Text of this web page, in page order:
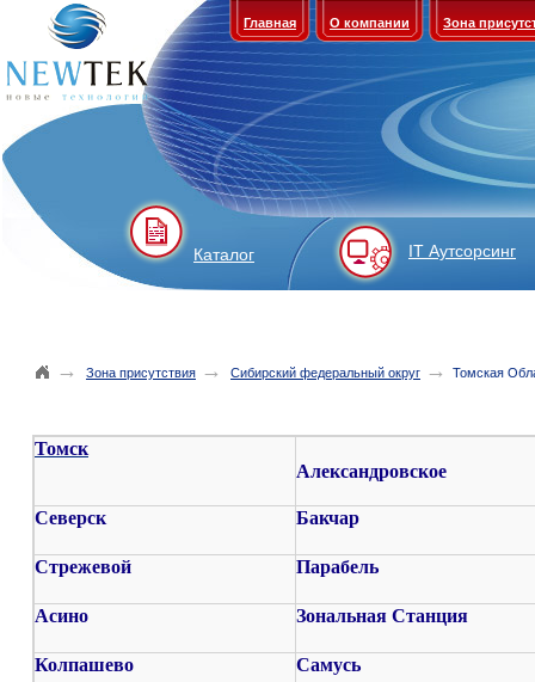
Главная О компании Зона
Каталог IT Аутсорсинг
→ Зона присутствия → Сибирский федеральный округ → Томская
Томск
Александровское
Северск Бакчар
Стрежевой Парабель
Асино Зональная Станция
Колпашево Самусь